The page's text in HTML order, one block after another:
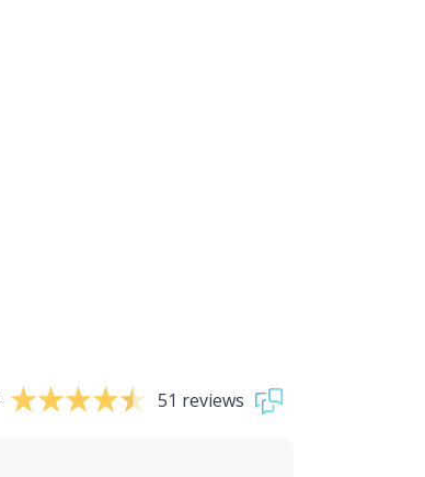
51 reviews